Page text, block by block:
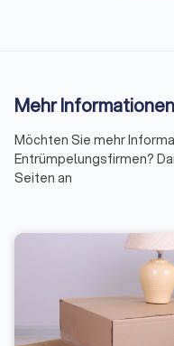
Mehr
Möchten Sie mehr
Entrümpelungsfirmen?
Seiten an